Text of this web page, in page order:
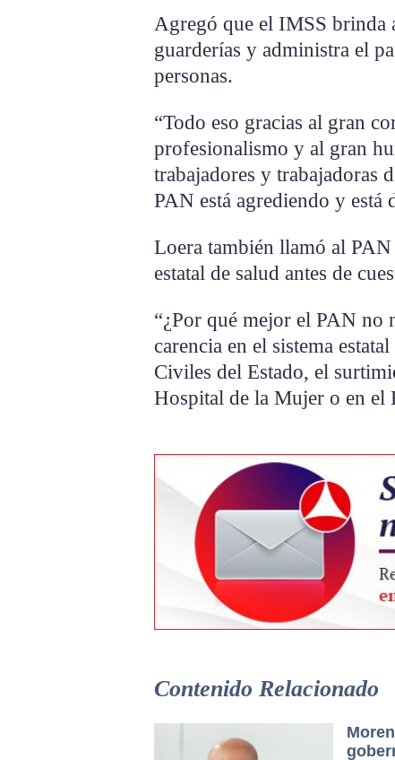
Agregó que el IMSS brinda
guarderías y administra el
personas.
“Todo eso gracias al gran
profesionalismo y al gran
trabajadores y trabajadoras
PAN está agrediendo y está
Loera también llamó al
estatal de salud antes de
“¿Por qué mejor el PAN no
carencia en el sistema
Civiles del Estado, el
Hospital de la Mujer o en el
Contenido Relacionado